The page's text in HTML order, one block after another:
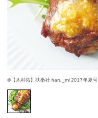
©【木村拓】扶桑社 haru_mi 2017年夏号